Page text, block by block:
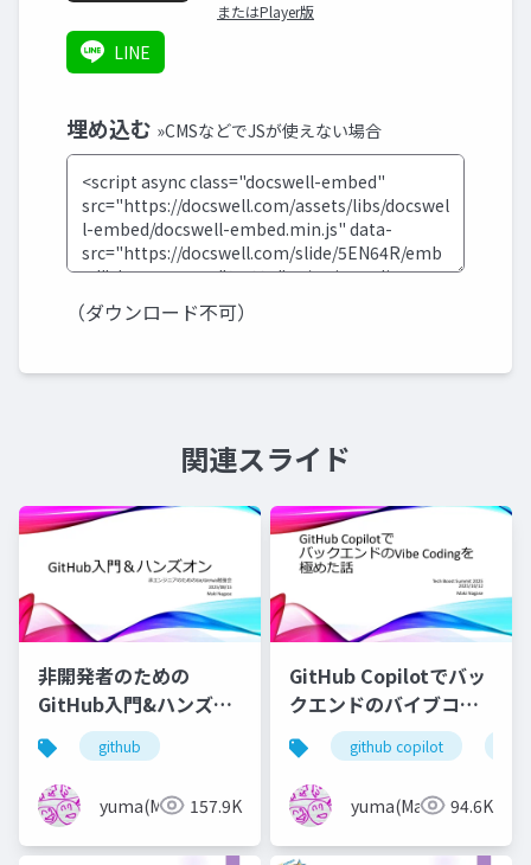
またはPlayer版
LINE
埋め込む »CMSなどでJSが使えない場合
（ダウンロード不可）
関連スライド
非開発者のための
GitHub入門&ハンズオ
ン
github
yuma(Maki)157.9K
GitHub Copilotでバッ
クエンドのバイブコー
ディングを極めた話
github copilot
yuma(Maki) 94.6K